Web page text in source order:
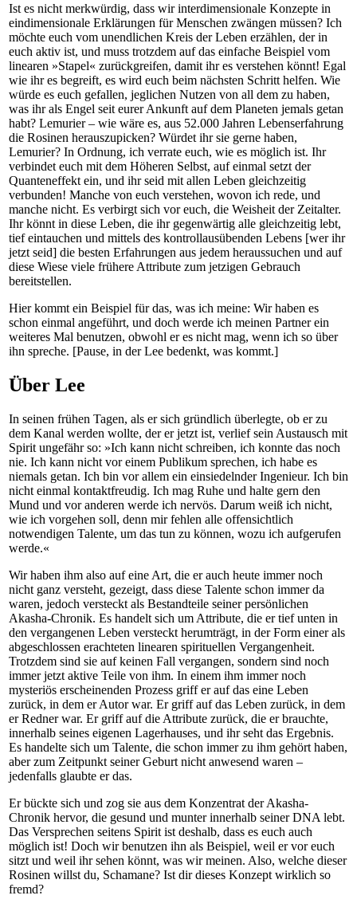
Ist es nicht merkwürdig, dass wir interdimensionale Konzepte in
eindimensionale Erklärungen für Menschen zwängen müssen? Ich
möchte euch vom unendlichen Kreis der Leben erzählen, der in
euch aktiv ist, und muss trotzdem auf das einfache Beispiel vom
linearen »Stapel« zurückgreifen, damit ihr es verstehen könnt! Egal
wie ihr es begreift, es wird euch beim nächsten Schritt helfen. Wie
würde es euch gefallen, jeglichen Nutzen von all dem zu haben,
was ihr als Engel seit eurer Ankunft auf dem Planeten jemals getan
habt? Lemurier – wie wäre es, aus 52.000 Jahren Lebenserfahrung
die Rosinen herauszupicken? Würdet ihr sie gerne haben,
Lemurier? In Ordnung, ich verrate euch, wie es möglich ist. Ihr
verbindet euch mit dem Höheren Selbst, auf einmal setzt der
Quanteneffekt ein, und ihr seid mit allen Leben gleichzeitig
verbunden! Manche von euch verstehen, wovon ich rede, und
manche nicht. Es verbirgt sich vor euch, die Weisheit der Zeitalter.
Ihr könnt in diese Leben, die ihr gegenwärtig alle gleichzeitig lebt,
tief eintauchen und mittels des kontrollausübenden Lebens [wer ihr
jetzt seid] die besten Erfahrungen aus jedem heraussuchen und auf
diese Wiese viele frühere Attribute zum jetzigen Gebrauch
bereitstellen.
Hier kommt ein Beispiel für das, was ich meine: Wir haben es
schon einmal angeführt, und doch werde ich meinen Partner ein
weiteres Mal benutzen, obwohl er es nicht mag, wenn ich so über
ihn spreche. [Pause, in der Lee bedenkt, was kommt.]
Über Lee
In seinen frühen Tagen, als er sich gründlich überlegte, ob er zu
dem Kanal werden wollte, der er jetzt ist, verlief sein Austausch mit
Spirit ungefähr so: »Ich kann nicht schreiben, ich konnte das noch
nie. Ich kann nicht vor einem Publikum sprechen, ich habe es
niemals getan. Ich bin vor allem ein einsiedelnder Ingenieur. Ich bin
nicht einmal kontaktfreudig. Ich mag Ruhe und halte gern den
Mund und vor anderen werde ich nervös. Darum weiß ich nicht,
wie ich vorgehen soll, denn mir fehlen alle offensichtlich
notwendigen Talente, um das tun zu können, wozu ich aufgerufen
werde.«
Wir haben ihm also auf eine Art, die er auch heute immer noch
nicht ganz versteht, gezeigt, dass diese Talente schon immer da
waren, jedoch versteckt als Bestandteile seiner persönlichen
Akasha-Chronik. Es handelt sich um Attribute, die er tief unten in
den vergangenen Leben versteckt herumträgt, in der Form einer als
abgeschlossen erachteten linearen spirituellen Vergangenheit.
Trotzdem sind sie auf keinen Fall vergangen, sondern sind noch
immer jetzt aktive Teile von ihm. In einem ihm immer noch
mysteriös erscheinenden Prozess griff er auf das eine Leben
zurück, in dem er Autor war. Er griff auf das Leben zurück, in dem
er Redner war. Er griff auf die Attribute zurück, die er brauchte,
innerhalb seines eigenen Lagerhauses, und ihr seht das Ergebnis.
Es handelte sich um Talente, die schon immer zu ihm gehört haben,
aber zum Zeitpunkt seiner Geburt nicht anwesend waren –
jedenfalls glaubte er das.
Er bückte sich und zog sie aus dem Konzentrat der Akasha-
Chronik hervor, die gesund und munter innerhalb seiner DNA lebt.
Das Versprechen seitens Spirit ist deshalb, dass es euch auch
möglich ist! Doch wir benutzen ihn als Beispiel, weil er vor euch
sitzt und weil ihr sehen könnt, was wir meinen. Also, welche dieser
Rosinen willst du, Schamane? Ist dir dieses Konzept wirklich so
fremd?